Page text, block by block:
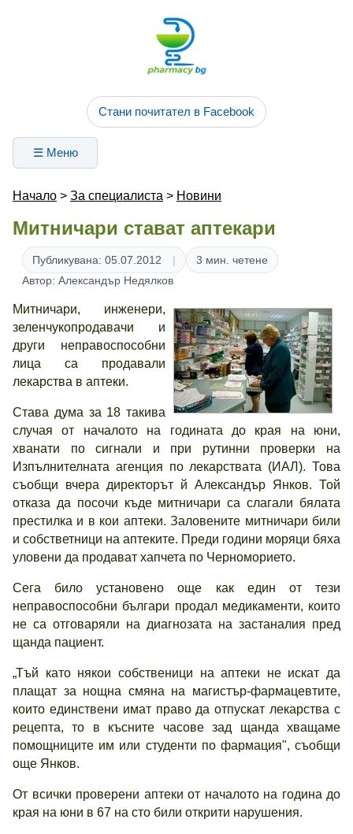
Стани почитател в Facebook
☰ Меню
Начало > За специалиста > Новини
Митничари стават аптекари
Публикувана: 05.07.2012
3 мин. четене
Автор: Александър Недялков
Митничари, инженери,
зеленчукопродавачи и
други неправоспособни
лица са продавали
лекарства в аптеки.
Става дума за 18 такива
случая от началото на годината до края на юни,
хванати по сигнали и при рутинни проверки на
Изпълнителната агенция по лекарствата (ИАЛ). Това
съобщи вчера директорът й Александър Янков. Той
отказа да посочи къде митничари са слагали бялата
престилка и в кои аптеки. Заловените митничари били
и собстветници на аптеките. Преди години моряци бяха
уловени да продават хапчета по Черноморието.
Сега било установено още как един от тези
неправоспособни българи продал медикаменти, които
не са отговаряли на диагнозата на застаналия пред
щанда пациент.
„Тъй като някои собственици на аптеки не искат да
плащат за нощна смяна на магистър-фармацевтите,
които единствени имат право да отпускат лекарства с
рецепта, то в късните часове зад щанда хващаме
помощниците им или студенти по фармация", съобщи
още Янков.
От всички проверени аптеки от началото на година до
края на юни в 67 на сто били открити нарушения.